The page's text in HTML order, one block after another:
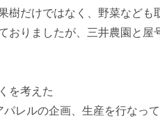
樹だけではなく、野菜など
おりましたが、三井農園と屋
を考えた
レルの企画、生産を行なっ